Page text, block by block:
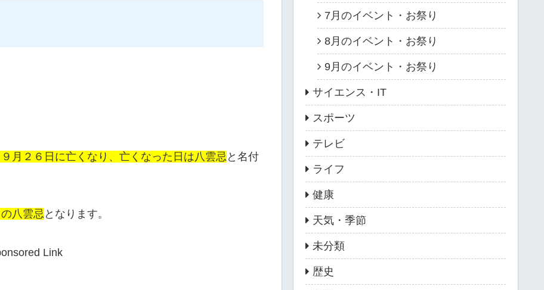
月２６日に亡くなり、亡くなった日は八雲忌 と名付
八雲忌 となります。
Link
7月のイベント・お祭り
8月のイベント・お祭り
9月のイベント・お祭り
サイエンス・IT
スポーツ
テレビ
ライフ
健康
天気・季節
未分類
歴史